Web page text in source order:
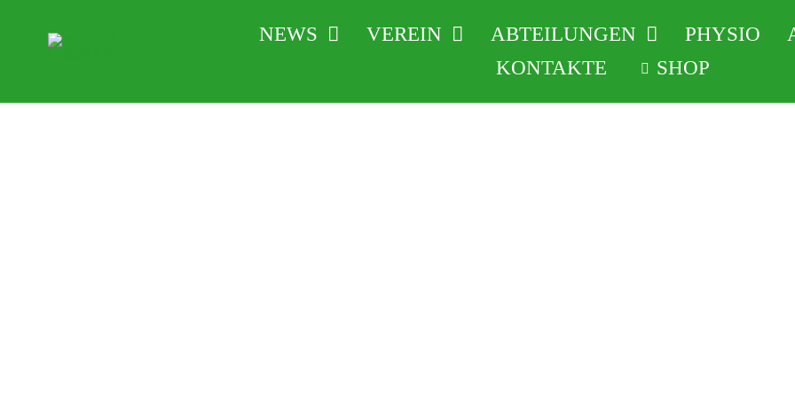
NEWS VEREIN ABTEILUNGEN PHYSIO
KONTAKTE
SHOP